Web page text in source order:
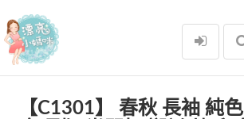
漂亮小媽咪
【C1301】 春秋 長袖 純